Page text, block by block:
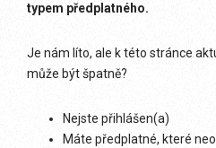
typem předplatného.
Je nám líto, ale k této stránce
může být špatně?
Nejste přihlášen(a)
Máte předplatné, které